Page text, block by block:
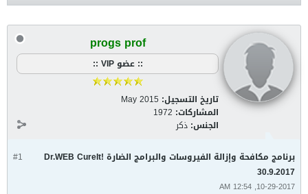
progs prof
:: عضو VIP ::
تاريخ التسجيل: May 2015
المشاركات: 1972
الجنس: ذكر
#1
برنامج مكافحة وإزالة الفيروسات والبرامج الضارة Dr.WEB CureIt!
30.9.2017
10-29-2017, 12:54 AM